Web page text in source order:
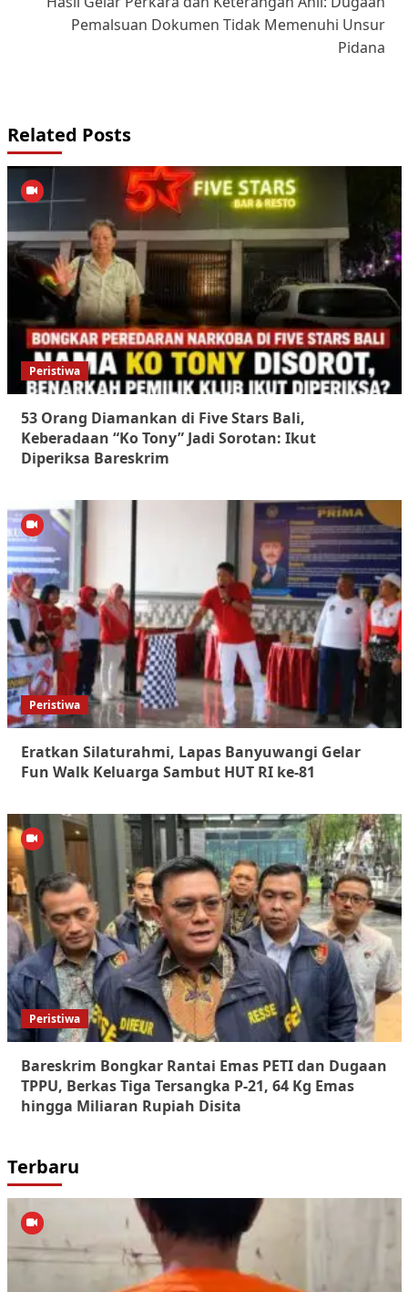
Pemalsuan Dokumen Tidak Memenuhi Unsur
Pidana
Related Posts
Peristiwa
53 Orang Diamankan di Five Stars Bali,
Keberadaan “Ko Tony” Jadi Sorotan: Ikut
Diperiksa Bareskrim
Peristiwa
Eratkan Silaturahmi, Lapas Banyuwangi Gelar
Fun Walk Keluarga Sambut HUT RI ke-81
Peristiwa
Bareskrim Bongkar Rantai Emas PETI dan Dugaan
TPPU, Berkas Tiga Tersangka P-21, 64 Kg Emas
hingga Miliaran Rupiah Disita
Terbaru